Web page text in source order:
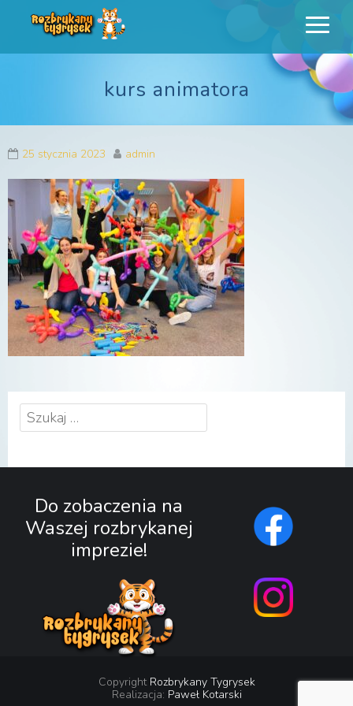
Rozbrykany
Tygrysek
Profesjonalne animacje urodzinowe dla dzieci
kurs animatora
25 stycznia 2023 admin
Szukaj:
Do zobaczenia na
Waszej rozbrykanej
imprezie!
Copyright Rozbrykany Tygrysek
Realizacja: Paweł Kotarski